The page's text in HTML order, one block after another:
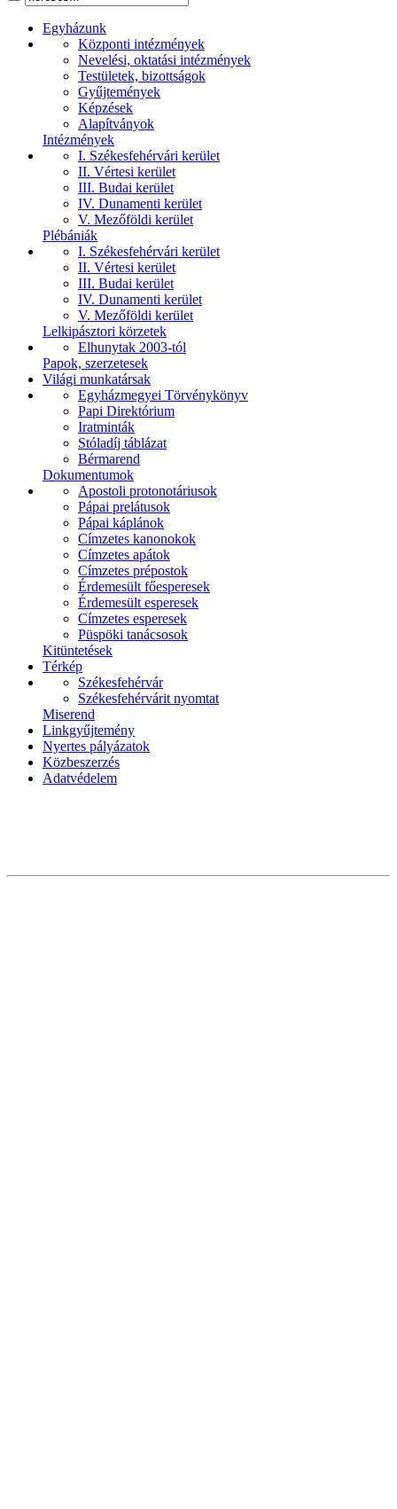
Egyházunk
Központi intézmények
Nevelési, oktatási intézmények
Testületek, bizottságok
Gyűjtemények
Képzések
Alapítványok
Intézmények
I. Székesfehérvári kerület
II. Vértesi kerület
III. Budai kerület
IV. Dunamenti kerület
V. Mezőföldi kerület
Plébániák
I. Székesfehérvári kerület
II. Vértesi kerület
III. Budai kerület
IV. Dunamenti kerület
V. Mezőföldi kerület
Lelkipásztori körzetek
Elhunytak 2003-tól
Papok, szerzetesek
Világi munkatársak
Egyházmegyei Törvénykönyv
Papi Direktórium
Iratminták
Stóladíj táblázat
Bérmarend
Dokumentumok
Apostoli protonotáriusok
Pápai prelátusok
Pápai káplánok
Címzetes kanonokok
Címzetes apátok
Címzetes prépostok
Érdemesült főesperesek
Érdemesült esperesek
Címzetes esperesek
Püspöki tanácsosok
Kitüntetések
Térkép
Székesfehérvár
Székesfehérvárit nyomtat
Miserend
Linkgyűjtemény
Nyertes pályázatok
Közbeszerzés
Adatvédelem